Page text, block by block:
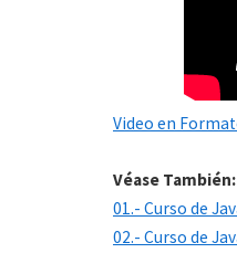
Video en
Véase También:
01.- Curso de
02.- Curso de